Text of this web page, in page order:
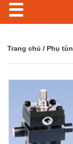
☰
Trang chủ / Phụ